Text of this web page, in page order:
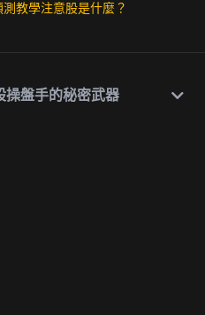
測教學注意股是什麼？
操盤手的秘密武器